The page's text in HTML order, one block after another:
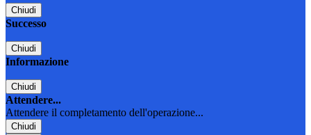
Chiudi
Successo
Chiudi
Informazione
Chiudi
Attendere...
Attendere il completamento dell'operazione...
Chiudi